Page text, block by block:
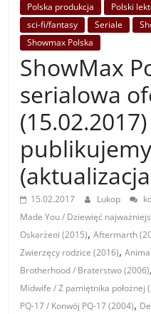
Polska produkcja
Polski
sci-fi/fantasy
Seriale
Showmax Polska
ShowMax
serialowa
(15.02.2017)
15.02.2017 Lukop
Made You / Dziewięć
Oskarżeni (2015),Aftermarth
Zwierzęcy rodzice (2016),
Brotherhood / Braterstwo (2006)
Midwife / Z pamiętnika położnej
PQ-17 / Konwój PQ-17 (2004),